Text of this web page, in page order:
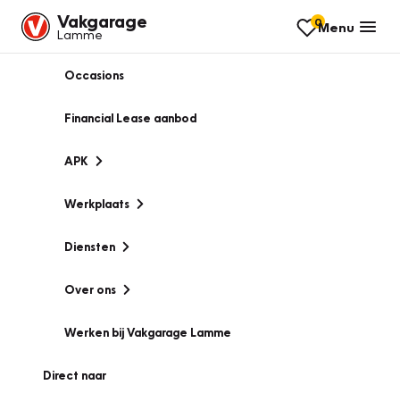
Vakgarage
Lamme
0Menu
Occasions
Financial Lease aanbod
APK
Werkplaats
Diensten
Over ons
Werken bij Vakgarage Lamme
Direct naar